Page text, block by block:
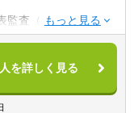
が低い時期から経営
ョンや提案活動の訓
案力や人脈構築の入
課題解決はカバー範
ル・経験】
ルの英語力であれば
監査（金融商品取引
各種業法に基づく監
諸表監査（国際会計
を詳しく見る